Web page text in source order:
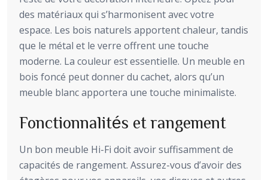
des matériaux qui s’harmonisent avec votre
espace. Les bois naturels apportent chaleur, tandis
que le métal et le verre offrent une touche
moderne. La couleur est essentielle. Un meuble en
bois foncé peut donner du cachet, alors qu’un
meuble blanc apportera une touche minimaliste.
Fonctionnalités et rangement
Un bon meuble Hi-Fi doit avoir suffisamment de
capacités de rangement. Assurez-vous d’avoir des